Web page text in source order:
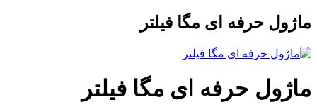
ماژول حرفه ای مگا فیلتر
ماژول حرفه ای مگا فیلتر